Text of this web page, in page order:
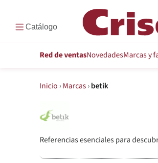
Red de ventasNovedadesMarcasy
Inicio ›Marcas›betik
Referencias esenciales para